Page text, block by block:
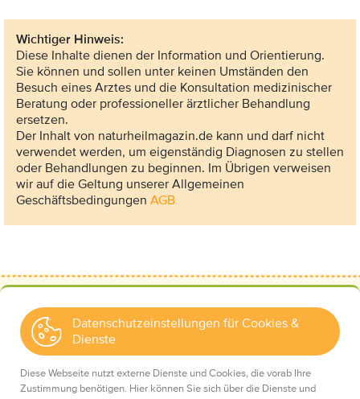
Wichtiger Hinweis:
Diese Inhalte dienen der Information und Orientierung.
Sie können und sollen unter keinen Umständen den
Besuch eines Arztes und die Konsultation medizinischer
Beratung oder professioneller ärztlicher Behandlung
ersetzen.
Der Inhalt von naturheilmagazin.de kann und darf nicht
verwendet werden, um eigenständig Diagnosen zu stellen
oder Behandlungen zu beginnen. Im Übrigen verweisen
wir auf die Geltung unserer Allgemeinen
Geschäftsbedingungen AGB
Mediadaten
Datenschutzeinstellungen für Cookies &
Dienste
Diese Webseite nutzt externe Dienste und Cookies, die vorab Ihre
Zustimmung benötigen. Hier können Sie sich über die Dienste und